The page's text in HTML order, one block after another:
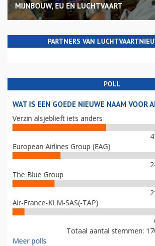
MIJNBOUW, EU EN LUCHTVAART
PARTNERS VAN
POLL
WAT IS EEN GOEDE NIEUWE NAAM VOOR
Verzin alsjeblieft iets anders
European Airlines Group (EAG)
The Blue Group
Air-France-KLM-SAS(-TAP)
Totaal aantal stemmen:
Meer polls